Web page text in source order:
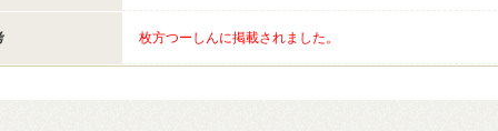
枚方つーしんに掲載されました。